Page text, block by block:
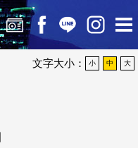
文字大小： 小 中 大